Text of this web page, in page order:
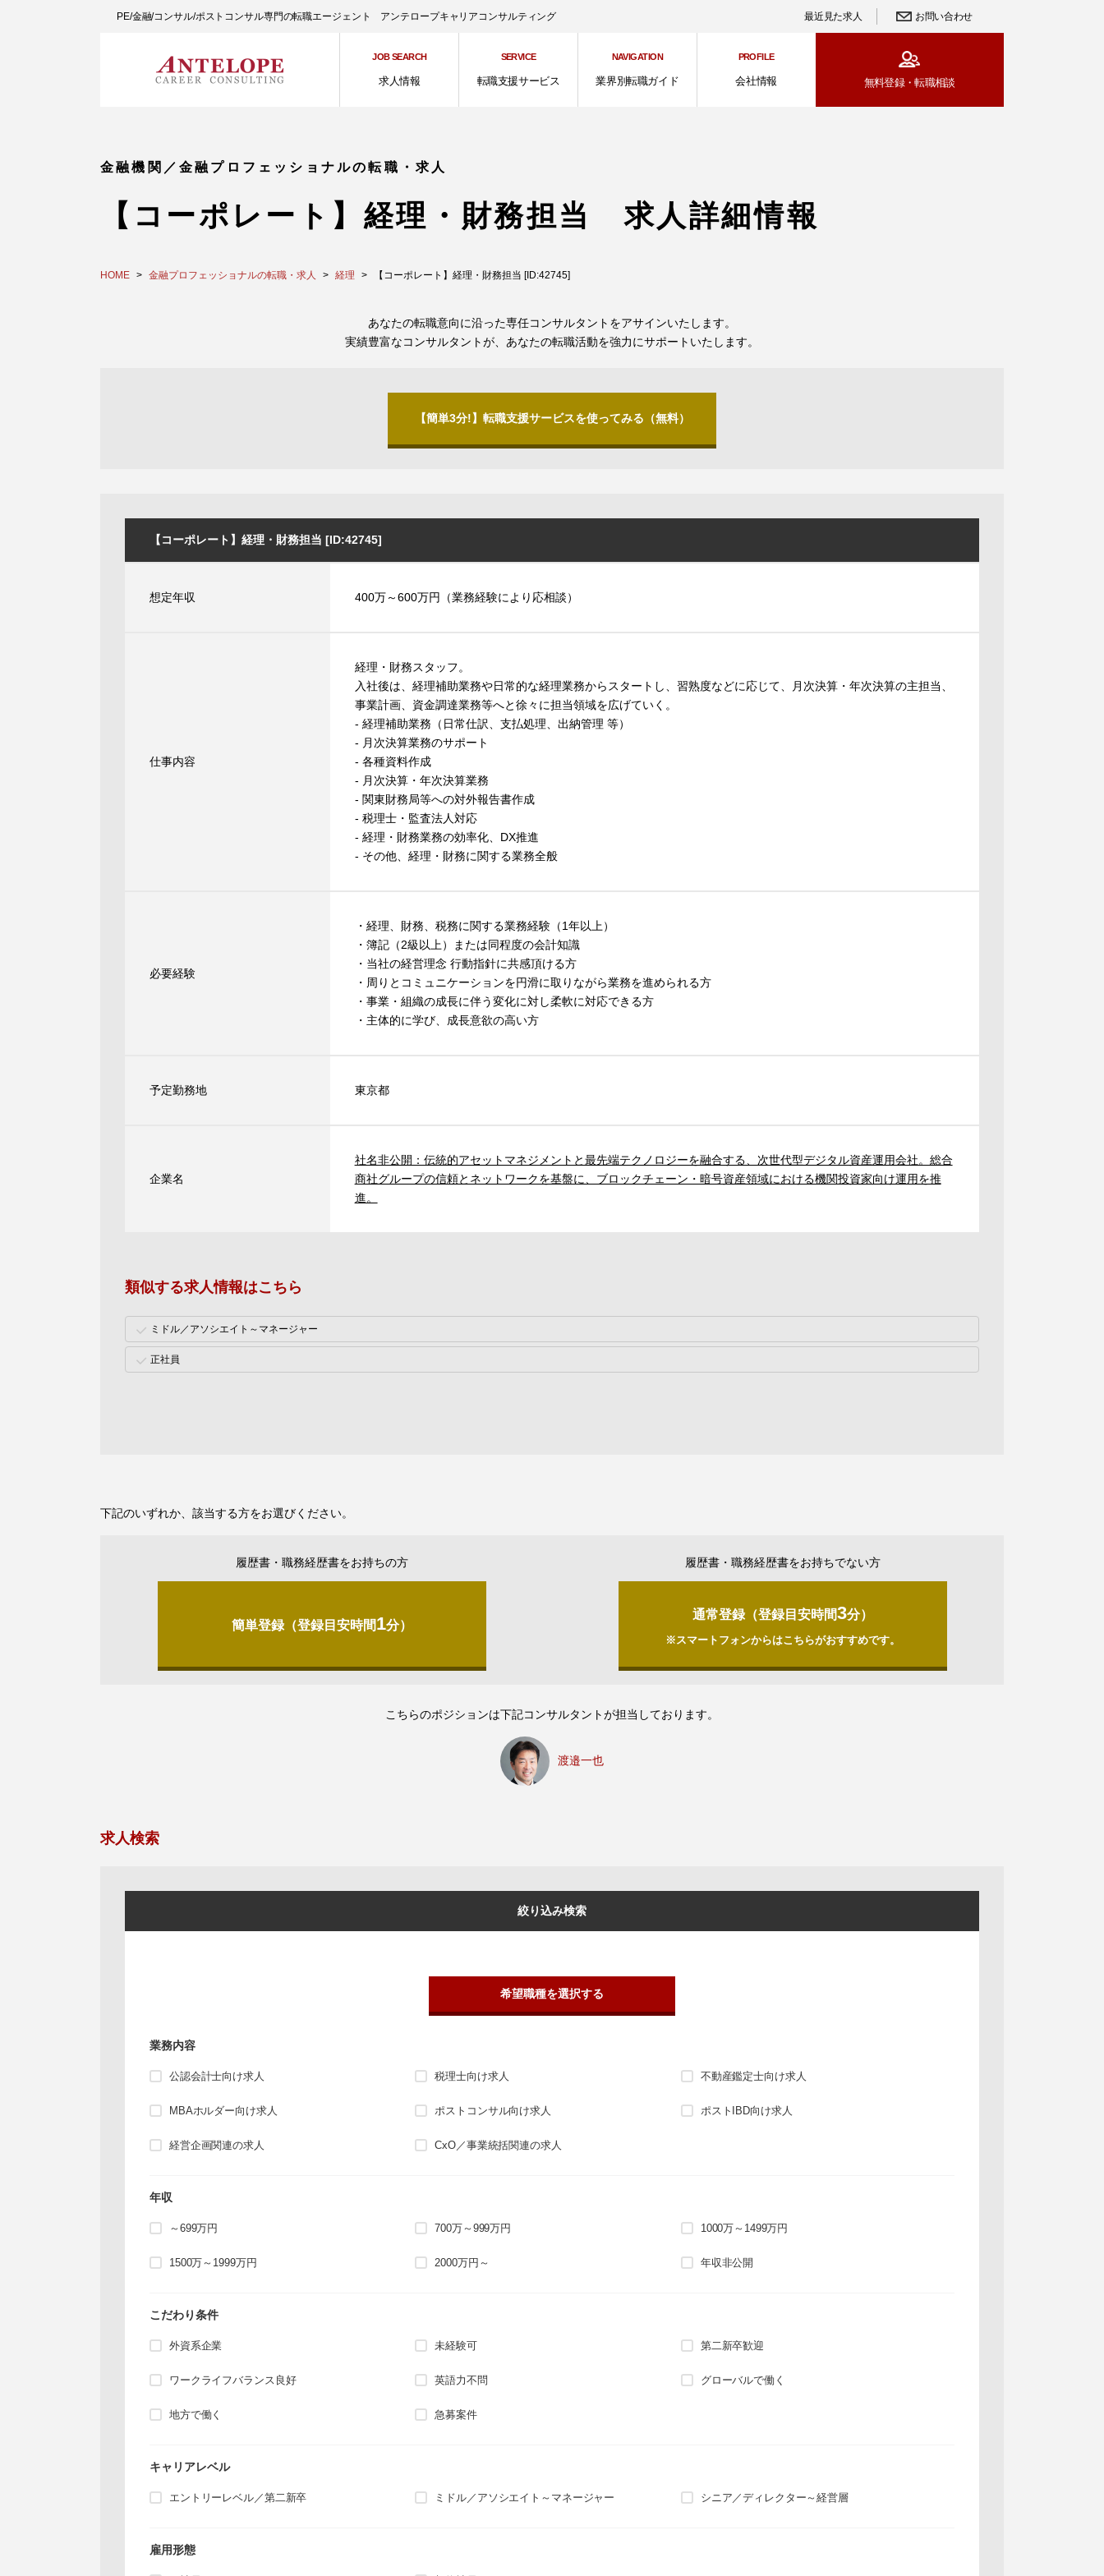
PE/金融/コンサル/ポストコンサル専門の転職エージェント アンテロープキャリアコンサルティング 最近見た求人 お問い合わせ
JOB SEARCH
求人情報
SERVICE
転職支援サービス
NAVIGATION
業界別転職ガイド
PROFILE
会社情報 無料登録・転職相談
金融機関／金融プロフェッショナルの転職・求人
【コーポレート】経理・財務担当 求人詳細情報
HOME 金融プロフェッショナルの転職・求人 経理 【コーポレート】経理・財務担当 [ID:42745]
あなたの転職意向に沿った専任コンサルタントをアサインいたします。
実績豊富なコンサルタントが、あなたの転職活動を強力にサポートいたします。
【簡単3分!】転職支援サービスを使ってみる（無料）
【コーポレート】経理・財務担当 [ID:42745]
想定年収 400万～600万円（業務経験により応相談）
仕事内容
経理・財務スタッフ。
入社後は、経理補助業務や日常的な経理業務からスタートし、習熟度などに応じて、月次決算・年次決算の主担当、
事業計画、資金調達業務等へと徐々に担当領域を広げていく。
- 経理補助業務（日常仕訳、支払処理、出納管理 等）
- 月次決算業務のサポート
- 各種資料作成
- 月次決算・年次決算業務
- 関東財務局等への対外報告書作成
- 税理士・監査法人対応
- 経理・財務業務の効率化、DX推進
- その他、経理・財務に関する業務全般
必要経験
・経理、財務、税務に関する業務経験（1年以上）
・簿記（2級以上）または同程度の会計知識
・当社の経営理念 行動指針に共感頂ける方
・周りとコミュニケーションを円滑に取りながら業務を進められる方
・事業・組織の成長に伴う変化に対し柔軟に対応できる方
・主体的に学び、成長意欲の高い方
予定勤務地 東京都
企業名
社名非公開：伝統的アセットマネジメントと最先端テクノロジーを融合する、次世代型デジタル資産運用会社。総合
商社グループの信頼とネットワークを基盤に、ブロックチェーン・暗号資産領域における機関投資家向け運用を推
進。
類似する求人情報はこちら
ミドル／アソシエイト～マネージャー
正社員
下記のいずれか、該当する方をお選びください。
履歴書・職務経歴書をお持ちの方
簡単登録（登録目安時間1分）
履歴書・職務経歴書をお持ちでない方
通常登録（登録目安時間3分）
※スマートフォンからはこちらがおすすめです。
こちらのポジションは下記コンサルタントが担当しております。
渡邉一也
求人検索
絞り込み検索
希望職種を選択する
業務内容
公認会計士向け求人 税理士向け求人 不動産鑑定士向け求人
MBAホルダー向け求人 ポストコンサル向け求人 ポストIBD向け求人
経営企画関連の求人 CxO／事業統括関連の求人
年収
～699万円 700万～999万円 1000万～1499万円
1500万～1999万円 2000万円～ 年収非公開
こだわり条件
外資系企業 未経験可 第二新卒歓迎
ワークライフバランス良好 英語力不問 グローバルで働く
地方で働く 急募案件
キャリアレベル
エントリーレベル／第二新卒 ミドル／アソシエイト～マネージャー シニア／ディレクター～経営層
雇用形態